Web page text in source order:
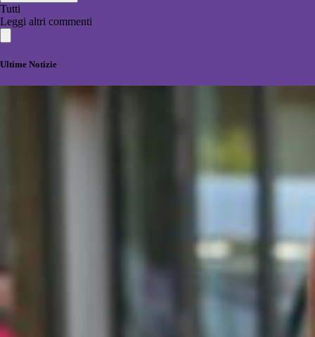
Tutti
Leggi altri commenti
Ultime Notizie